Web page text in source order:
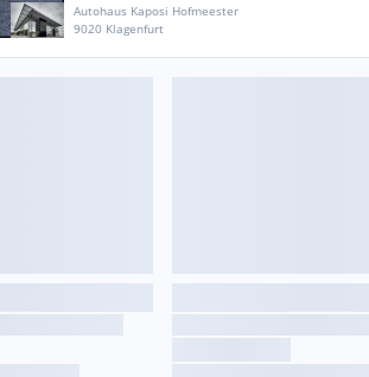
Autohaus Kaposi Hofmeester
9020 Klagenfurt